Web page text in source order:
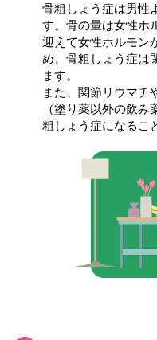
骨粗しょう症は男性
す。骨の量は女性ホ
迎えて女性ホルモン
め、骨粗しょう症は
ます。
また、関節リウマチ
（塗り薬以外の飲
粗しょう症になるこ